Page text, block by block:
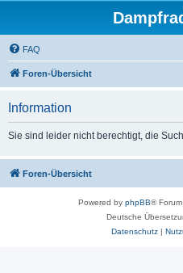
FAQ
Foren-Übersicht
Information
Sie sind leider nicht berechtigt, die
Foren-Übersicht
Powered by phpBB®
Deutsche
Datenschutz|